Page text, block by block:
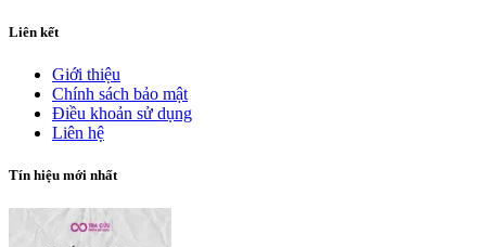
Liên kết
Giới thiệu
Chính sách bảo mật
Điều khoản sử dụng
Liên hệ
Tín hiệu mới nhất